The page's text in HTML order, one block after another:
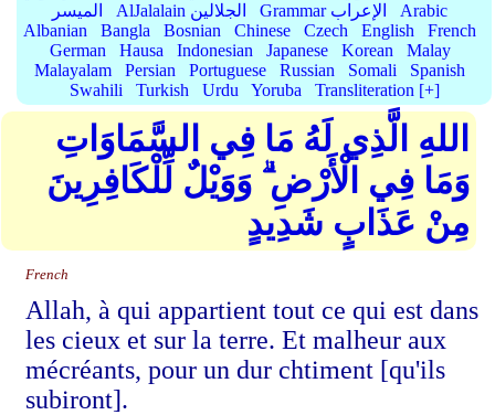
الميسر
AlJalalain الجلالين Grammar الإعراب
Arabic
Albanian
Bangla Bosnian Chinese Czech English
French
German
Hausa Indonesian Japanese Korean
Malay
Malayalam
Persian Portuguese Russian Somali
Spanish
Swahili
Turkish Urdu Yoruba Transliteration [+]
اللهِ الَّذِي لَهُ مَا فِي السَّمَاوَاتِ
وَمَا فِي الْأَرْضِ ۗ وَوَيْلٌ لِّلْكَافِرِينَ
مِنْ عَذَابٍ شَدِيدٍ
French
Allah, à qui appartient tout ce qui est dans
les cieux et sur la terre. Et malheur aux
mécréants, pour un dur chtiment [qu'ils
subiront].